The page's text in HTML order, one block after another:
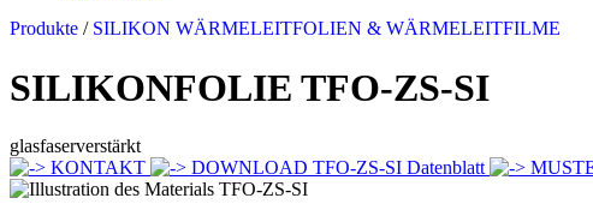
Produkte / SILIKON WÄRMELEITFOLIEN & WÄRMELEITFILME
SILIKONFOLIE TFO-ZS-SI
glasfaserverstärkt
KONTAKT
DOWNLOAD TFO-ZS-SI Datenblatt